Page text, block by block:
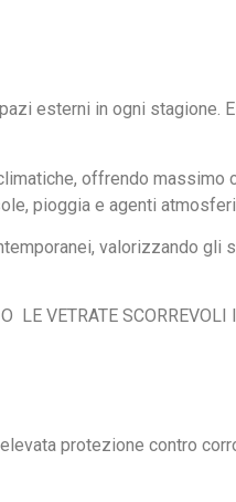
esterni in ogni stagione.
offrendo massimo
pioggia e agenti
valorizzando gli
LE VETRATE SCORREVOLI
protezione contro